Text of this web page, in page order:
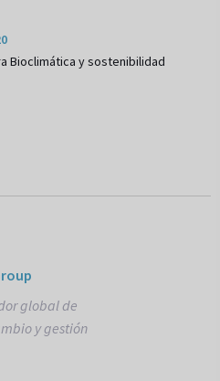
Bioclimática y sostenibilidad
global de
y gestión